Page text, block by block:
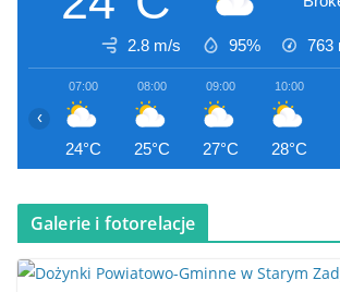
2.8 m/s 95% 763
07:00
24°C
08:00
25°C
09:00
27°C
10:00
28°C
‹
Galerie i fotorelacje